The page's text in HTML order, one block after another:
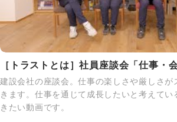
［トラストとは］社員座談会「仕事・
建設会社の座談会。仕事の楽しさや厳しさが
きます。仕事を通じて成長したいと考えてい
きたい動画です。